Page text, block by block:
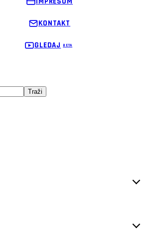
KONTAKT
GLEDAJ